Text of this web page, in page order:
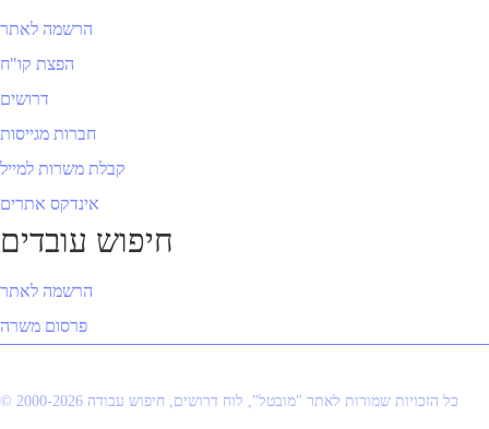
הרשמה לאתר
הפצת קו"ח
דרושים
חברות מגייסות
קבלת משרות למייל
אינדקס אתרים
חיפוש עובדים
הרשמה לאתר
פרסום משרה
© 2000-2026 כל הזכויות שמורות לאתר "מובטל", לוח דרושים, חיפוש עבודה